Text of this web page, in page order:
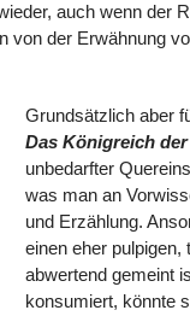
auch wenn der
der Erwähnung
Grundsätzlich aber
Das Königreich
unbedarfter
was man an
und Erzählung.
einen eher
abwertend gemeint
konsumiert, könnte